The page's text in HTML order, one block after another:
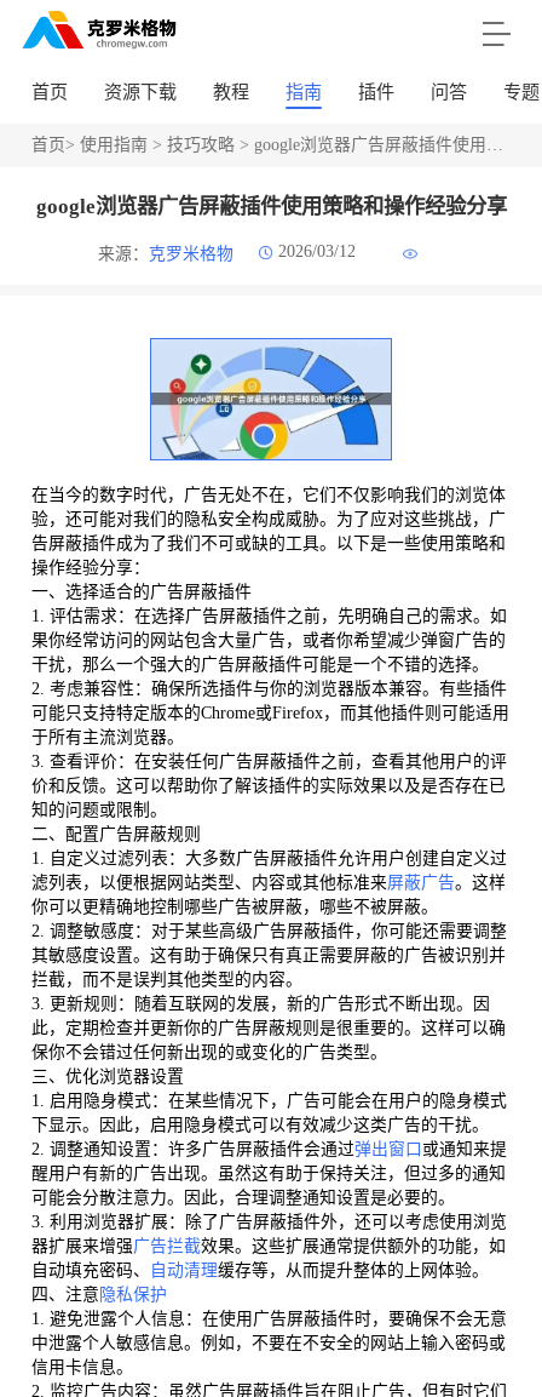
首页 资源下载 教程 指南 插件 问答 专题
首页> 使用指南 > 技巧攻略> google浏览器广告屏蔽插件使用策略和操作经验分享
google浏览器广告屏蔽插件使用策略和操作经验分享
来源： 克罗米格物 2026/03/12
在当今的数字时代，广告无处不在，它们不仅影响我们的浏览体
验，还可能对我们的隐私安全构成威胁。为了应对这些挑战，广
告屏蔽插件成为了我们不可或缺的工具。以下是一些使用策略和
操作经验分享：
一、选择适合的广告屏蔽插件
1. 评估需求：在选择广告屏蔽插件之前，先明确自己的需求。如
果你经常访问的网站包含大量广告，或者你希望减少弹窗广告的
干扰，那么一个强大的广告屏蔽插件可能是一个不错的选择。
2. 考虑兼容性：确保所选插件与你的浏览器版本兼容。有些插件
可能只支持特定版本的Chrome或Firefox，而其他插件则可能适用
于所有主流浏览器。
3. 查看评价：在安装任何广告屏蔽插件之前，查看其他用户的评
价和反馈。这可以帮助你了解该插件的实际效果以及是否存在已
知的问题或限制。
二、配置广告屏蔽规则
1. 自定义过滤列表：大多数广告屏蔽插件允许用户创建自定义过
滤列表，以便根据网站类型、内容或其他标准来屏蔽广告。这样
你可以更精确地控制哪些广告被屏蔽，哪些不被屏蔽。
2. 调整敏感度：对于某些高级广告屏蔽插件，你可能还需要调整
其敏感度设置。这有助于确保只有真正需要屏蔽的广告被识别并
拦截，而不是误判其他类型的内容。
3. 更新规则：随着互联网的发展，新的广告形式不断出现。因
此，定期检查并更新你的广告屏蔽规则是很重要的。这样可以确
保你不会错过任何新出现的或变化的广告类型。
三、优化浏览器设置
1. 启用隐身模式：在某些情况下，广告可能会在用户的隐身模式
下显示。因此，启用隐身模式可以有效减少这类广告的干扰。
2. 调整通知设置：许多广告屏蔽插件会通过弹出窗口 或通知来提
醒用户有新的广告出现。虽然这有助于保持关注，但过多的通知
可能会分散注意力。因此，合理调整通知设置是必要的。
3. 利用浏览器扩展：除了广告屏蔽插件外，还可以考虑使用浏览
器扩展来增强广告拦截效果。这些扩展通常提供额外的功能，如
自动填充密码、
自动清理缓存等，从而提升整体的上网体验。
四、注意 隐私保护
1. 避免泄露个人信息：在使用广告屏蔽插件时，要确保不会无意
中泄露个人敏感信息。例如，不要在不安全的网站上输入密码或
信用卡信息。
2. 监控广告内容：虽然广告屏蔽插件旨在阻止广告，但有时它们